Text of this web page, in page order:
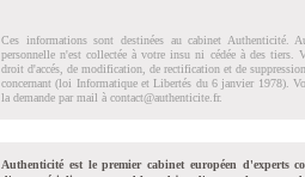
Ces informations sont destinées au cabinet Authenticité.
personnelle n'est collectée à votre insu ni cédée à des tiers.
droit d'accés, de modification, de rectification et de
concernant (loi Informatique et Libertés du 6 janvier 1978).
la demande par mail à contact@authenticite.fr.
Authenticité est le premier cabinet européen d'experts